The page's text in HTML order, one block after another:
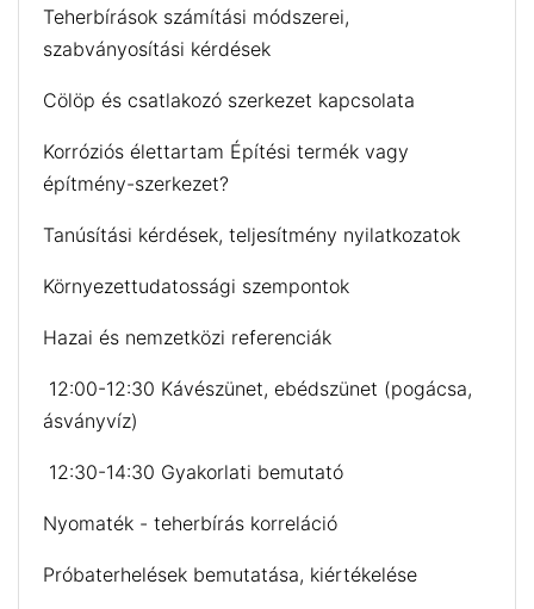
Teherbírások számítási módszerei,
szabványosítási kérdések
Cölöp és csatlakozó szerkezet kapcsolata
Korróziós élettartam Építési termék vagy
építmény-szerkezet?
Tanúsítási kérdések, teljesítmény nyilatkozatok
Környezettudatossági szempontok
Hazai és nemzetközi referenciák
12:00-12:30 Kávészünet, ebédszünet (pogácsa,
ásványvíz)
12:30-14:30 Gyakorlati bemutató
Nyomaték - teherbírás korreláció
Próbaterhelések bemutatása, kiértékelése